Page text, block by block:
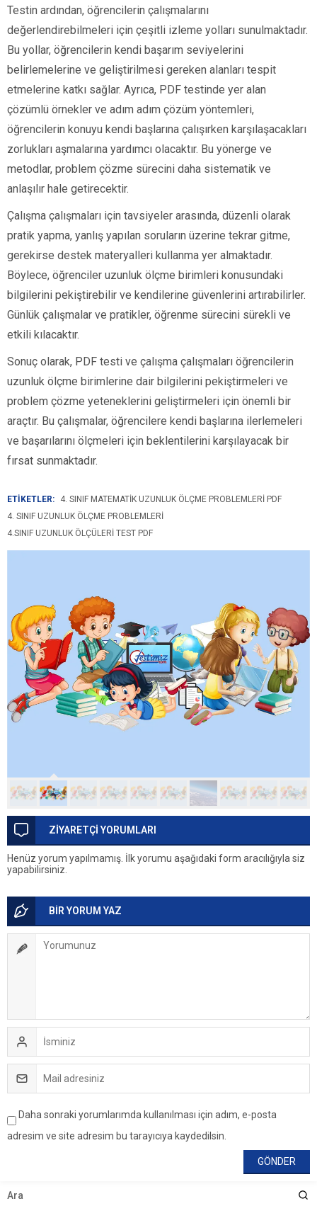
Testin ardından, öğrencilerin çalışmalarını
değerlendirebilmeleri için çeşitli izleme yolları sunulmaktadır.
Bu yollar, öğrencilerin kendi başarım seviyelerini
belirlemelerine ve geliştirilmesi gereken alanları tespit
etmelerine katkı sağlar. Ayrıca, PDF testinde yer alan
çözümlü örnekler ve adım adım çözüm yöntemleri,
öğrencilerin konuyu kendi başlarına çalışırken karşılaşacakları
zorlukları aşmalarına yardımcı olacaktır. Bu yönerge ve
metodlar, problem çözme sürecini daha sistematik ve
anlaşılır hale getirecektir.
Çalışma çalışmaları için tavsiyeler arasında, düzenli olarak
pratik yapma, yanlış yapılan soruların üzerine tekrar gitme,
gerekirse destek materyalleri kullanma yer almaktadır.
Böylece, öğrenciler uzunluk ölçme birimleri konusundaki
bilgilerini pekiştirebilir ve kendilerine güvenlerini artırabilirler.
Günlük çalışmalar ve pratikler, öğrenme sürecini sürekli ve
etkili kılacaktır.
Sonuç olarak, PDF testi ve çalışma çalışmaları öğrencilerin
uzunluk ölçme birimlerine dair bilgilerini pekiştirmeleri ve
problem çözme yeteneklerini geliştirmeleri için önemli bir
araçtır. Bu çalışmalar, öğrencilere kendi başlarına ilerlemeleri
ve başarılarını ölçmeleri için beklentilerini karşılayacak bir
fırsat sunmaktadır.
ETİKETLER:
4. SINIF MATEMATIK UZUNLUK ÖLÇME PROBLEMLERI PDF
4. SINIF UZUNLUK ÖLÇME PROBLEMLERI
4.SINIF UZUNLUK ÖLÇÜLERI TEST PDF
ZİYARETÇİ YORUMLARI
Henüz yorum yapılmamış. İlk yorumu aşağıdaki form aracılığıyla siz
yapabilirsiniz.
BİR YORUM YAZ
Daha sonraki yorumlarımda kullanılması için adım, e-posta
adresim ve site adresim bu tarayıcıya kaydedilsin.